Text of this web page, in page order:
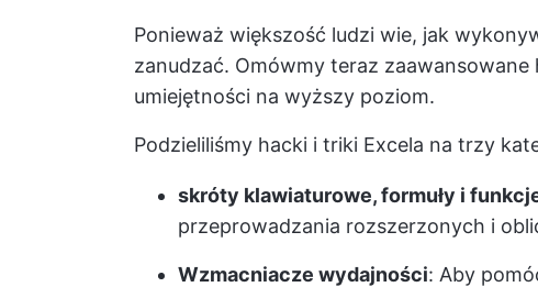
Ponieważ większość ludzi wie, jak
zanudzać. Omówmy teraz
umiejętności na wyższy poziom.
Podzieliliśmy hacki i triki Excela na trzy
skróty klawiaturowe, formuły i
przeprowadzania rozszerzonych i
Wzmacniacze wydajności: Aby